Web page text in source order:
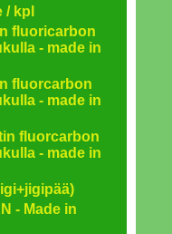
kpl
fluoricarbon
- made in
fluorcarbon
- made in
fluorcarbon
- made in
- Made in